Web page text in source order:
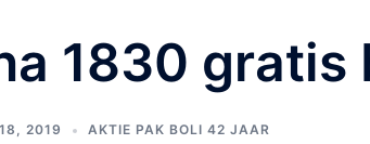
1830 gratis
2019 AKTIE PAK BOLI 42 JAAR